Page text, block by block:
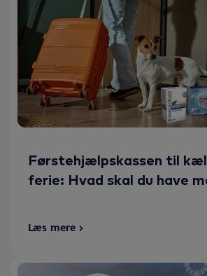
Førstehjælpskassen til
ferie: Hvad skal du have
Læs mere